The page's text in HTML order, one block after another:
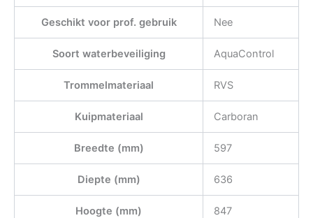
Geschikt voor prof. gebruik Nee
Soort waterbeveiliging AquaControl
Trommelmateriaal RVS
Kuipmateriaal Carboran
Breedte (mm) 597
Diepte (mm) 636
Hoogte (mm) 847